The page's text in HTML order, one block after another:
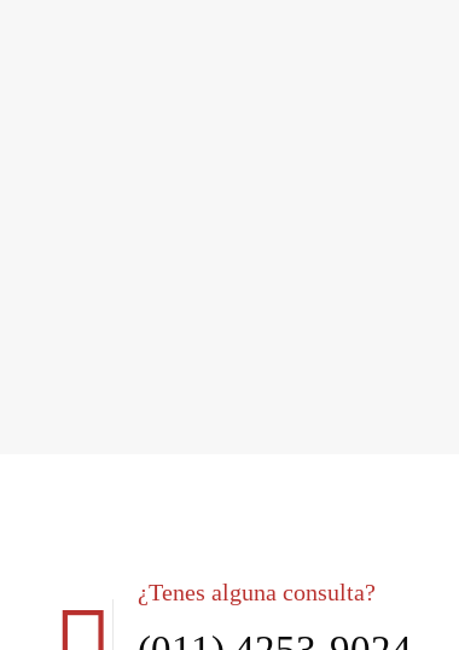
¿Tenes alguna consulta?